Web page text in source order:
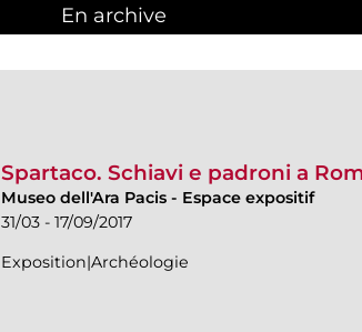
En archive
Spartaco. Schiavi e padroni a
Museo dell'Ara Pacis - Espace expositif
31/03 - 17/09/2017
Exposition|Archéologie